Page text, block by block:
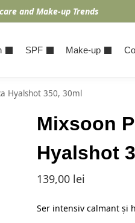
and Make-up Trends
SPF Make-up
Hyalshot 350, 30ml
Mixsoon
Hyalshot
139,00 lei
Ser intensiv calmant și